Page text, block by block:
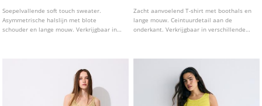
Soepelvallende soft touch sweater.
Asymmetrische halslijn met blote
schouder en lange mouw. Verkrijgbaar in
Zacht aanvoelend T-shirt met boothals en
lange mouw. Ceintuurdetail aan de
onderkant. Verkrijgbaar in verschillende